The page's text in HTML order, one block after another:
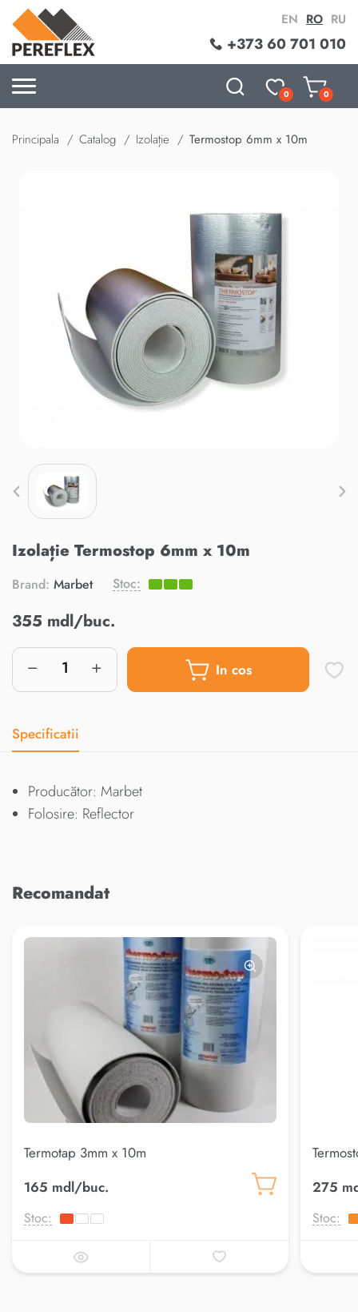
+373 60 701 010
EN RO RU
0 0
Principala Catalog Izolație Termostop 6mm x 10m
Izolație Termostop 6mm x 10m
Brand: Marbet Stoc:
355 mdl/buc.
In cos
Specificatii
Producător: Marbet
Folosire: Reflector
Recomandat
Termotap 3mm x 10m
165 mdl/buc.
Stoc:
275
Stoc: